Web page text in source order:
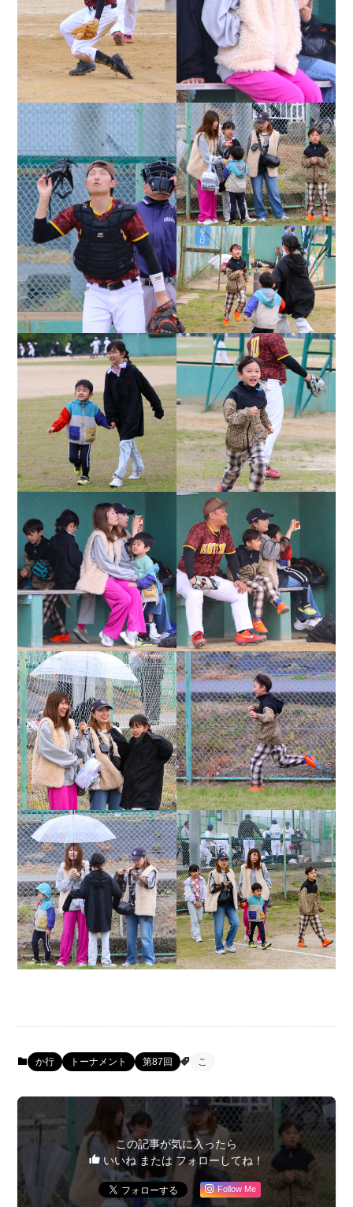
か行 トーナメント 第87回 こ
この記事が気に入ったら
いいね または フォローしてね！
Follow Me